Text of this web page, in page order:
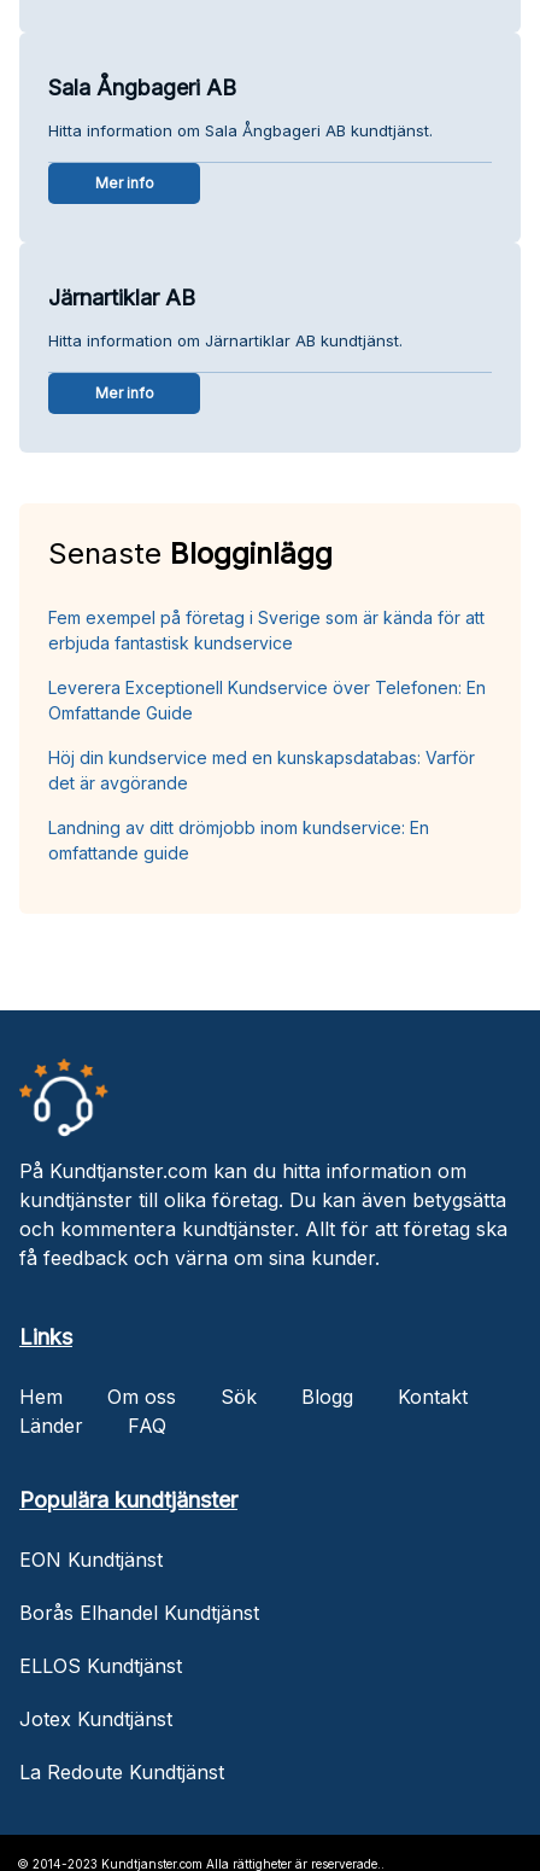
Sala Ångbageri AB
Hitta information om Sala Ångbageri AB kundtjänst.
Mer info
Järnartiklar AB
Hitta information om Järnartiklar AB kundtjänst.
Mer info
Senaste Blogginlägg
Fem exempel på företag i Sverige som är kända för att
erbjuda fantastisk kundservice
Leverera Exceptionell Kundservice över Telefonen: En
Omfattande Guide
Höj din kundservice med en kunskapsdatabas: Varför
det är avgörande
Landning av ditt drömjobb inom kundservice: En
omfattande guide
På Kundtjanster.com kan du hitta information om
kundtjänster till olika företag. Du kan även betygsätta
och kommentera kundtjänster. Allt för att företag ska
få feedback och värna om sina kunder.
Links
Hem Om oss Sök Blogg
Kontakt
Länder
FAQ
Populära kundtjänster
EON Kundtjänst
Borås Elhandel Kundtjänst
ELLOS Kundtjänst
Jotex Kundtjänst
La Redoute Kundtjänst
© 2014-2023 Kundtjanster.com Alla rättigheter är reserverade..